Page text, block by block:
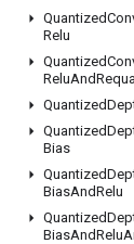
Quantized
Relu
Quantized
ReluAnd
Quantized
Quantized
Bias
Quantized
BiasAndRelu
Quantized
BiasAndRelu